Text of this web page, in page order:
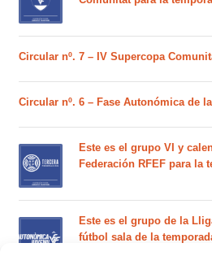
Circular nº. 7 – IV Supercopa
Circular nº. 6 – Fase Autonómica de
Este es el grupo VI y
Federación RFEF para la
Este es el grupo de la
fútbol sala de la